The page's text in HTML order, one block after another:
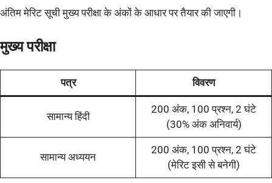
अंतिम मेरिट सूची मुख्य परीक्षा के अंकों के आधार पर तैयार की जाएगी।
मुख्य परीक्षा
पत्र विवरण
सामान्य हिंदी
200 अंक, 100 प्रश्न, 2 घंटे
(30% अंक अनिवार्य)
सामान्य अध्ययन
200 अंक, 100 प्रश्न, 2 घंटे
(मेरिट इसी से बनेगी)